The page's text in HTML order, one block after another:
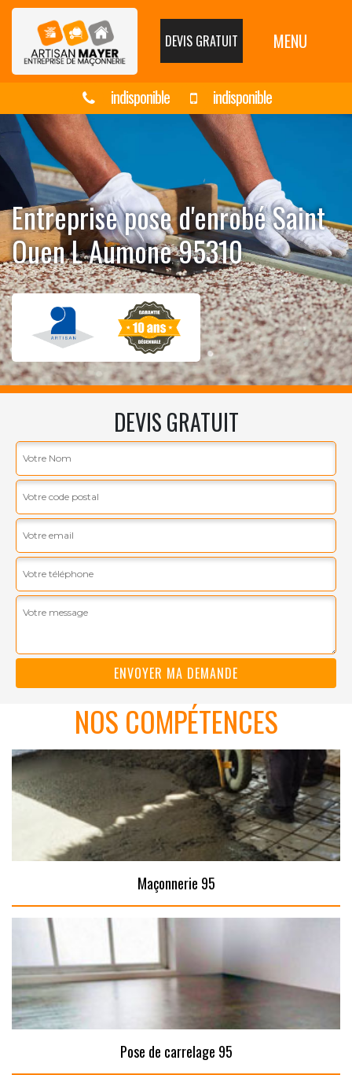
DEVIS GRATUIT MENU
indisponible indisponible
Entreprise pose d'enrobé Saint
Ouen L Aumone 95310
DEVIS GRATUIT
NOS COMPÉTENCES
Maçonnerie 95
Pose de carrelage 95